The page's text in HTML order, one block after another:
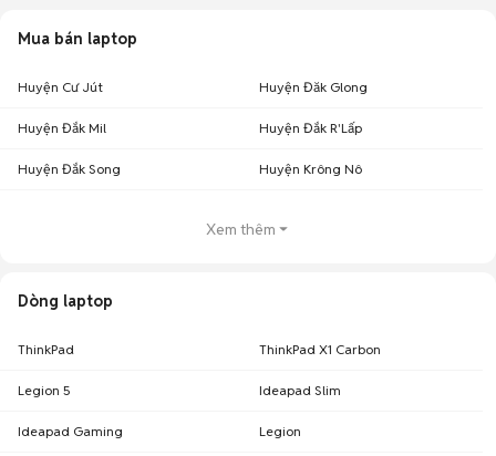
Mua bán laptop
Huyện Cư Jút Huyện Đăk Glong
Huyện Đắk Mil Huyện Đắk R'Lấp
Huyện Đắk Song Huyện Krông Nô
Xem thêm
Dòng laptop
ThinkPad ThinkPad X1 Carbon
Legion 5 Ideapad Slim
Ideapad Gaming Legion